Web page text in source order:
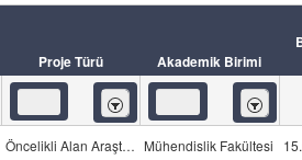
Proje Türü Akademik Birimi
İçeren İçeren
Öncelikli Alan Araştırma Projeleri Mühendislik Fakültesi